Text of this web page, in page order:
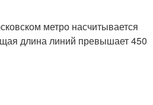
метро насчитывается
длина линий превышает 450